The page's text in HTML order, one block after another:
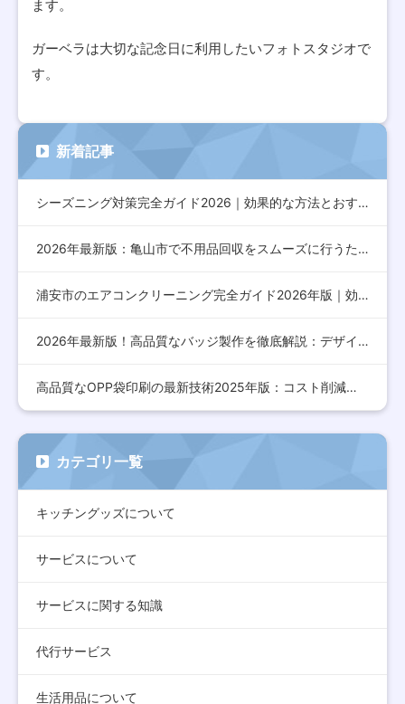
ます。
ガーベラは大切な記念日に利用したいフォトスタジオで
す。
新着記事
シーズニング対策完全ガイド2026｜効果的な方法とおすすめア…
2026年最新版：亀山市で不用品回収をスムーズに行うための完…
浦安市のエアコンクリーニング完全ガイド2026年版｜効果的な…
2026年最新版！高品質なバッジ製作を徹底解説：デザインから…
高品質なOPP袋印刷の最新技術2025年版：コスト削減とデザ…
カテゴリ一覧
キッチングッズについて
サービスについて
サービスに関する知識
代行サービス
生活用品について